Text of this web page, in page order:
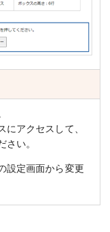
アクセスして、
い。
設定画面から変更